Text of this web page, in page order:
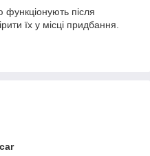
після
їх у місці придбання.